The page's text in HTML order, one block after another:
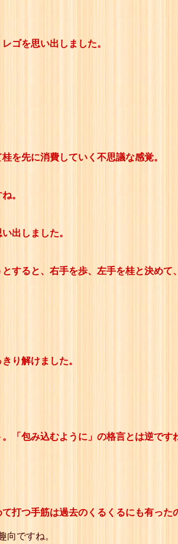
ゴを思い出しました。
を先に消費していく不思議な感覚。
。
出しました。
すると、右手を歩、左手を桂と決めて
り解けました。
「包み込むように」の格言とは逆です
打つ手筋は過去のくるくるにも有った
向ですね。